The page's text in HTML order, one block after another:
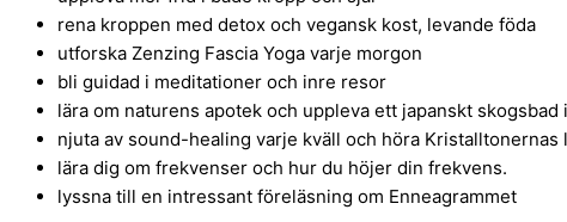
rena kroppen med detox och vegansk kost, levande föda
utforska Zenzing Fascia Yoga varje morgon
bli guidad i meditationer och inre resor
lära om naturens apotek och uppleva ett japanskt skogsbad
njuta av sound-healing varje kväll och höra Kristalltonernas
lära dig om frekvenser och hur du höjer din frekvens.
lyssna till en intressant föreläsning om Enneagrammet